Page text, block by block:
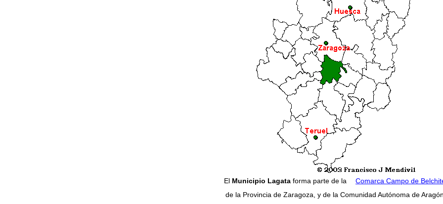
El Municipio Lagata forma parte de la
Comarca Campo de
de la Provincia de Zaragoza, y de la Comunidad Autónoma de